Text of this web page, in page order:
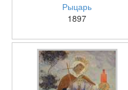
Рыцарь
1897